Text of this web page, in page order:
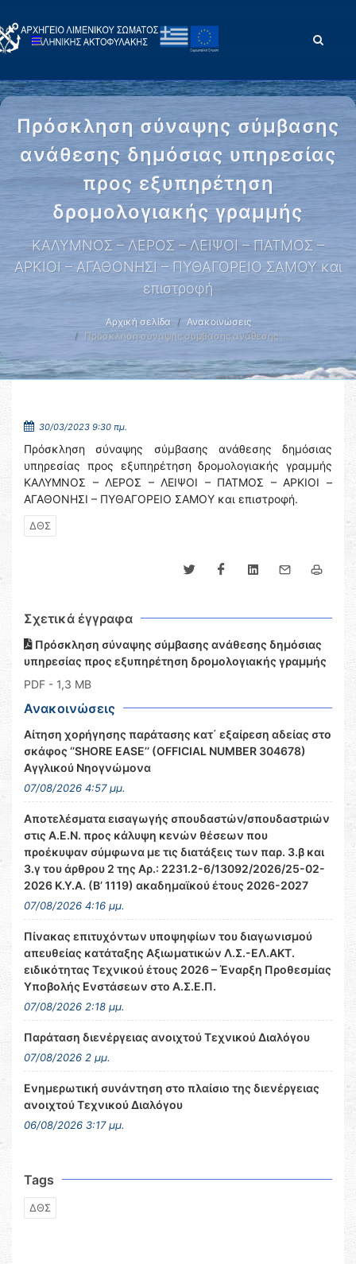
Πρόσκληση σύναψης σύμβασης
ανάθεσης δημόσιας υπηρεσίας
προς εξυπηρέτηση
δρομολογιακής γραμμής
ΚΑΛΥΜΝΟΣ – ΛΕΡΟΣ – ΛΕΙΨΟΙ – ΠΑΤΜΟΣ –
ΑΡΚΙΟΙ – ΑΓΑΘΟΝΗΣΙ – ΠΥΘΑΓΟΡΕΙΟ ΣΑΜΟΥ και
επιστροφή
Αρχική σελίδα
Ανακοινώσεις
Πρόσκληση σύναψης σύμβασης ανάθεσης …
30/03/2023 9:30 πμ.
Πρόσκληση σύναψης σύμβασης ανάθεσης δημόσιας
υπηρεσίας προς εξυπηρέτηση δρομολογιακής γραμμής
ΚΑΛΥΜΝΟΣ – ΛΕΡΟΣ – ΛΕΙΨΟΙ – ΠΑΤΜΟΣ – ΑΡΚΙΟΙ –
ΑΓΑΘΟΝΗΣΙ – ΠΥΘΑΓΟΡΕΙΟ ΣΑΜΟΥ και επιστροφή.
ΔΘΣ
Σχετικά έγγραφα
Πρόσκληση σύναψης σύμβασης ανάθεσης δημόσιας
υπηρεσίας προς εξυπηρέτηση δρομολογιακής γραμμής
PDF - 1,3 MB
Ανακοινώσεις
Αίτηση χορήγησης παράτασης κατ΄ εξαίρεση αδείας στο
σκάφος ‘’SHORE EASE’’ (OFFICIAL NUMBER 304678)
Αγγλικού Νηογνώμονα
07/08/2026 4:57 μμ.
Αποτελέσματα εισαγωγής σπουδαστών/σπουδαστριών
στις Α.Ε.Ν. προς κάλυψη κενών θέσεων που
προέκυψαν σύμφωνα με τις διατάξεις των παρ. 3.β και
3.γ του άρθρου 2 της Αρ.: 2231.2-6/13092/2026/25-02-
2026 Κ.Υ.Α. (Β’ 1119) ακαδημαϊκού έτους 2026-2027
07/08/2026 4:16 μμ.
Πίνακας επιτυχόντων υποψηφίων του διαγωνισμού
απευθείας κατάταξης Αξιωματικών Λ.Σ.-ΕΛ.ΑΚΤ.
ειδικότητας Τεχνικού έτους 2026 – Έναρξη Προθεσμίας
Υποβολής Ενστάσεων στο Α.Σ.Ε.Π.
07/08/2026 2:18 μμ.
Παράταση διενέργειας ανοιχτού Τεχνικού Διαλόγου
07/08/2026 2 μμ.
Ενημερωτική συνάντηση στο πλαίσιο της διενέργειας
ανοιχτού Τεχνικού Διαλόγου
06/08/2026 3:17 μμ.
Tags
ΔΘΣ